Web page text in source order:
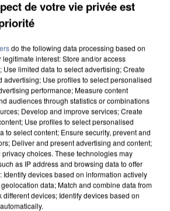
DE-FRANCE LANCE UN ÉLAN
LES...
de votre vie privée est
do the following data processing based on
interest: Store and/or access
limited data to select advertising; Create
advertising; Use profiles to select personalised
performance; Measure content
audiences through statistics or combinations
Develop and improve services; Create
Use profiles to select personalised
to select content; Ensure security, prevent and
Deliver and present advertising and content;
choices. These technologies may
as IP address and browsing data to offer
devices based on information actively
data; Match and combine data from
different devices; Identify devices based on